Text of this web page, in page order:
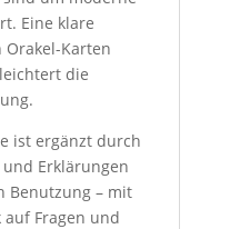
Eine klare
Karten
die
ist ergänzt durch
Erklärungen
Benutzung – mit
Fragen und